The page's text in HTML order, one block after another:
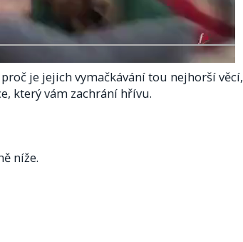
je jejich vymačkávání tou nejhorší věcí,
který vám zachrání hřívu.
níže.